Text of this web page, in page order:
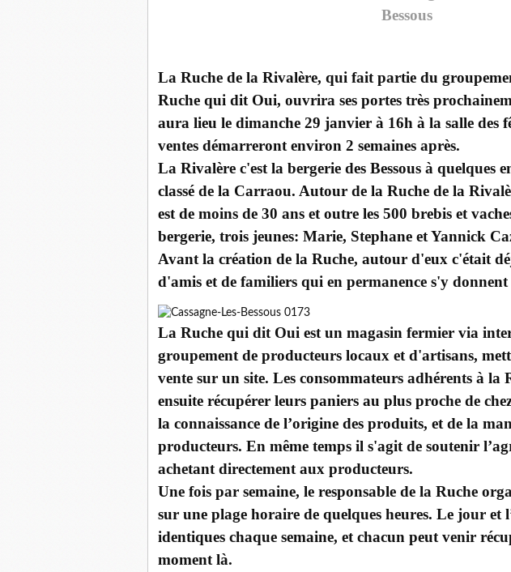
Bessous
La Ruche de la Rivalère, qui fait partie du
Ruche qui dit Oui, ouvrira ses portes très
aura lieu le dimanche 29 janvier à 16h à la salle des
ventes démarreront environ 2 semaines après.
La Rivalère c'est la bergerie des Bessous à quelques
classé de la Carraou. Autour de la Ruche de la
est de moins de 30 ans et outre les 500 brebis et
bergerie, trois jeunes: Marie, Stephane et Yannick
Avant la création de la Ruche, autour d'eux c'était
d'amis et de familiers qui en permanence s'y donnent
La Ruche qui dit Oui est un magasin fermier via
groupement de producteurs locaux et d'artisans,
vente sur un site. Les consommateurs adhérents à la
ensuite récupérer leurs paniers au plus proche de
la connaissance de l’origine des produits, et de la
producteurs. En même temps il s'agit de soutenir
achetant directement aux producteurs.
Une fois par semaine, le responsable de la Ruche
sur une plage horaire de quelques heures. Le jour et
identiques chaque semaine, et chacun peut venir
moment là.